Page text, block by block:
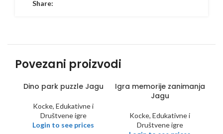
Share:
Povezani proizvodi
Dino park puzzle Jagu
Kocke, Edukativne i
Društvene igre
Login to see prices
Igra memorije zanimanja
Jagu
Kocke, Edukativne i
Društvene igre